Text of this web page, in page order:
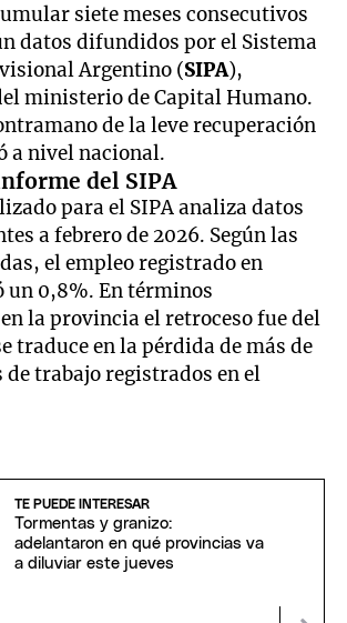
siete meses consecutivos
datos difundidos por el Sistema
Argentino (SIPA),
ministerio de Capital Humano.
de la leve recuperación
a nivel nacional.
del SIPA
para el SIPA analiza datos
a febrero de 2026. Según las
el empleo registrado en
un 0,8%. En términos
la provincia el retroceso fue del
traduce en la pérdida de más de
de trabajo registrados en el
TE PUEDE INTERESAR
Tormentas y granizo:
adelantaron en qué provincias va
a diluviar este jueves